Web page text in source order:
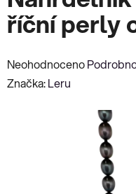
říční perly
Průměrné
hodnocení
Neohodnoceno
Značka:Leru